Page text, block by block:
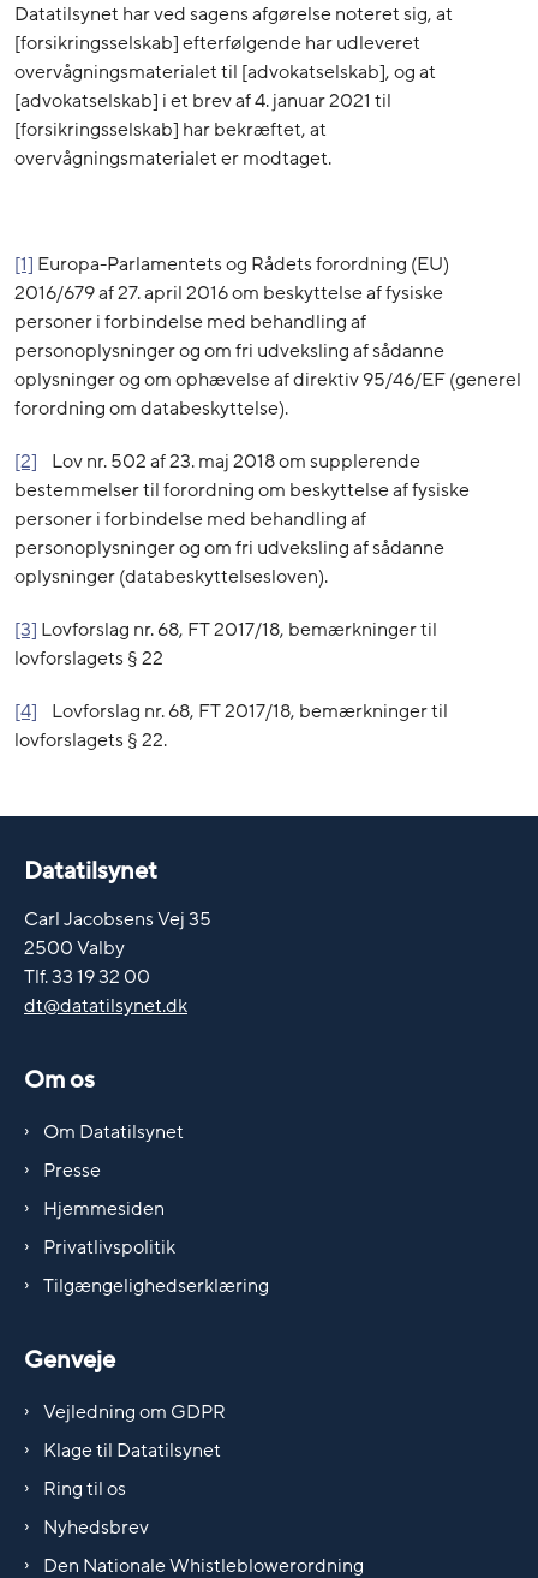
Datatilsynet har ved sagens afgørelse noteret sig, at
[forsikringsselskab] efterfølgende har udleveret
overvågningsmaterialet til [advokatselskab], og at
[advokatselskab] i et brev af 4. januar 2021 til
[forsikringsselskab] har bekræftet, at
overvågningsmaterialet er modtaget.
[1] Europa-Parlamentets og Rådets forordning (EU)
2016/679 af 27. april 2016 om beskyttelse af fysiske
personer i forbindelse med behandling af
personoplysninger og om fri udveksling af sådanne
oplysninger og om ophævelse af direktiv 95/46/EF (generel
forordning om databeskyttelse).
[2] Lov nr. 502 af 23. maj 2018 om supplerende
bestemmelser til forordning om beskyttelse af fysiske
personer i forbindelse med behandling af
personoplysninger og om fri udveksling af sådanne
oplysninger (databeskyttelsesloven).
[3] Lovforslag nr. 68, FT 2017/18, bemærkninger til
lovforslagets § 22
[4] Lovforslag nr. 68, FT 2017/18, bemærkninger til
lovforslagets § 22.
Datatilsynet
Carl Jacobsens Vej 35
2500 Valby
Tlf. 33 19 32 00
dt@datatilsynet.dk
Om os
Om Datatilsynet
Presse
Hjemmesiden
Privatlivspolitik
Tilgængelighedserklæring
Genveje
Vejledning om GDPR
Klage til Datatilsynet
Ring til os
Nyhedsbrev
Den Nationale Whistleblowerordning